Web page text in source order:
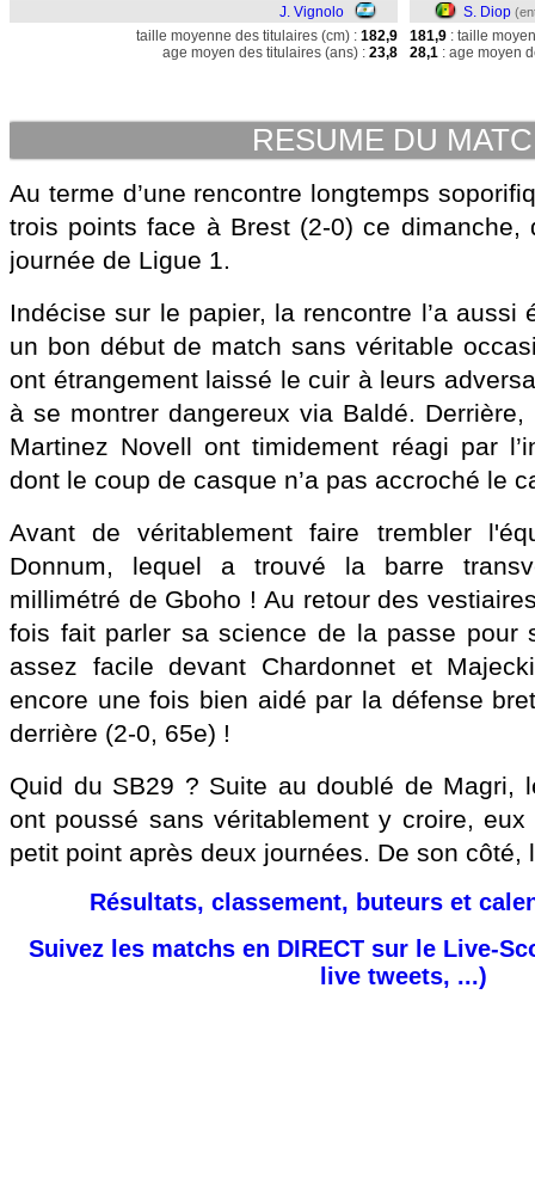
J. Vignolo
S. Diop
taille moyenne des titulaires (cm) : 182,9
age moyen des titulaires (ans) : 23,8
181,9 : taille
28,1 : age moyen
RESUME DU
Au terme d’une rencontre longtemps
trois points face à Brest (2-0) ce
journée de Ligue 1.
Indécise sur le papier, la rencontre l’a aussi
un bon début de match sans véritable
ont étrangement laissé le cuir à leurs
à se montrer dangereux via Baldé.
Martinez Novell ont timidement réagi par
dont le coup de casque n’a pas accroché le
Avant de véritablement faire trembler
Donnum, lequel a trouvé la barre
millimétré de Gboho ! Au retour des
fois fait parler sa science de la passe pour
assez facile devant Chardonnet et
encore une fois bien aidé par la défense
derrière (2-0, 65e) !
Quid du SB29 ? Suite au doublé de Magri,
ont poussé sans véritablement y croire, eux
petit point après deux journées. De son côté,
Résultats, classement, buteurs et
Suivez les matchs en DIRECT sur le Live-
live tweets, ...)